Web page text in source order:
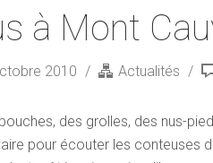
à Mont
2010 Actualités
des grolles, des nus-
pour écouter les conteuses